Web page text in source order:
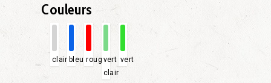
Couleurs
clair bleu rougevert
clair
vert